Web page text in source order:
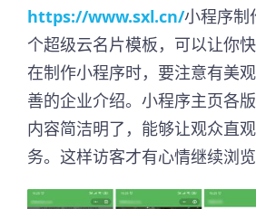
https://www.sxl.cn/小程序制
个超级云名片模板，可以让你快
在制作小程序时，要注意有美
善的企业介绍。小程序主页各版
内容简洁明了，能够让观众直
务。这样访客才有心情继续浏览